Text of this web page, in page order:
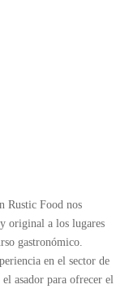
Rustic Food nos
original a los lugares
gastronómico.
en el sector de
asador para ofrecer el